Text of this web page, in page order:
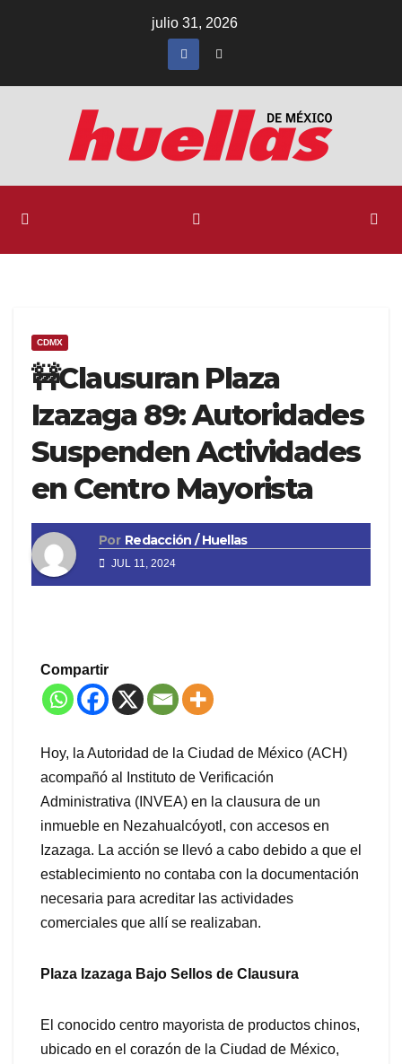
julio 31, 2026
CDMX
🚧Clausuran Plaza
Izazaga 89: Autoridades
Suspenden Actividades
en Centro Mayorista
Por Redacción / Huellas
JUL 11, 2024
Compartir
Hoy, la Autoridad de la Ciudad de México (ACH)
acompañó al Instituto de Verificación
Administrativa (INVEA) en la clausura de un
inmueble en Nezahualcóyotl, con accesos en
Izazaga. La acción se llevó a cabo debido a que el
establecimiento no contaba con la documentación
necesaria para acreditar las actividades
comerciales que allí se realizaban.
Plaza Izazaga Bajo Sellos de Clausura
El conocido centro mayorista de productos chinos,
ubicado en el corazón de la Ciudad de México,